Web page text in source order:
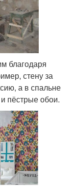
благодаря
стену за
а в спальне
пёстрые обои.